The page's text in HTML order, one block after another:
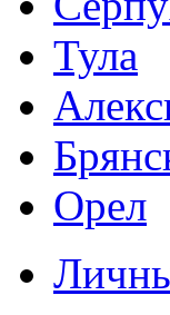
Тула
Орел